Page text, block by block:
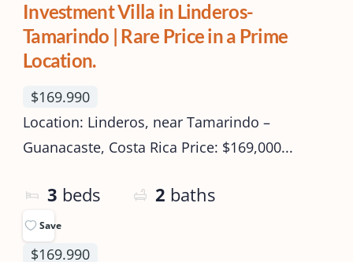
Investment Villa in Linderos-
Tamarindo | Rare Price in a Prime
Location.
$169.990
Location: Linderos, near Tamarindo –
Guanacaste, Costa Rica Price: $169,000...
3 beds 2 baths
Save
$169.990